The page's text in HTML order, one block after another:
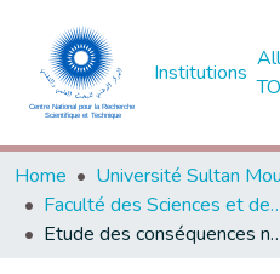
Institutions
Home
Faculté des Sciences
Etude des conséquences neurobiologiques du stress hydrique: